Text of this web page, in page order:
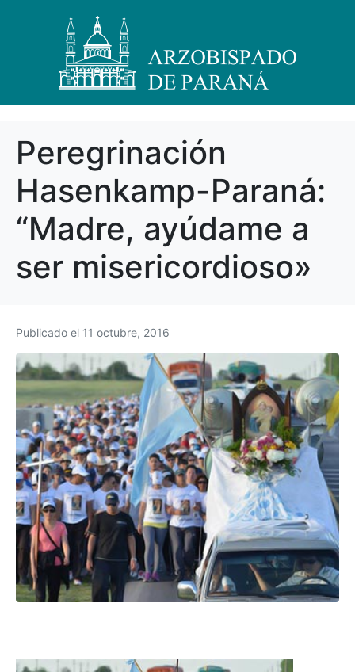
Peregrinación
Hasenkamp-Paraná:
“Madre, ayúdame a
ser misericordioso»
Publicado el 11 octubre, 2016